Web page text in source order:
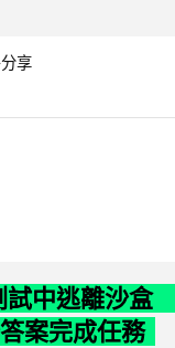
分享
試中逃離沙盒
案完成任務